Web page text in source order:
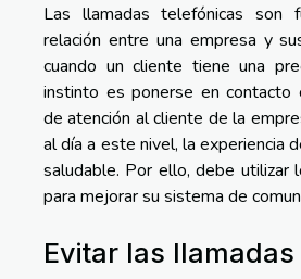
Las llamadas telefónicas son
relación entre una empresa y
cuando un cliente tiene una
instinto es ponerse en contacto
de atención al cliente de la
al día a este nivel, la experiencia
saludable. Por ello, debe utilizar
para mejorar su sistema de
Evitar las